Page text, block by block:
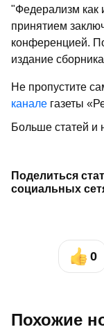
"Федерализм как
принятием
конференцией.
издание
Не пропустите
канале газеты
Больше статей и
Поделиться
социальных
0
Похожие